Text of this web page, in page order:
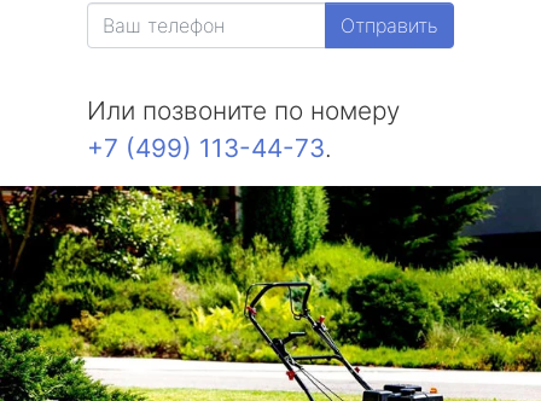
Отправить
Или позвоните по номеру
+7 (499) 113-44-73.